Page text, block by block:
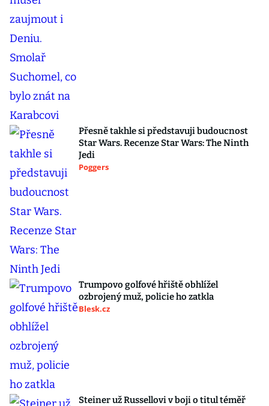
Přesně takhle si představuji budoucnost
Star Wars. Recenze Star Wars: The Ninth
Jedi
Poggers
Trumpovo golfové hřiště obhlížel
ozbrojený muž, policie ho zatkla
Blesk.cz
Steiner už Russellovi v boji o titul téměř